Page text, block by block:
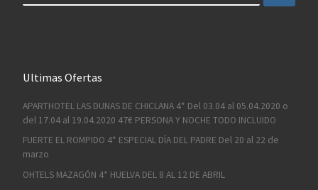
Ultimas Ofertas
APARTHOTEL LAS DUNAS DE CHICLANA 4* Del 03.04 al 05.04.2020 o
del 17.04 al 19.04.2020 47€ PERSONA Y NOCHE TODO INCLUIDO
FUERTE EL ROMPIDO 4* ESPECIAL DÍA DEL PADRE Del 20 al 22 de
marzo
OHTELS MAZAGÓN 4* HUELVA DEL 8 AL 12 DE ABRIL